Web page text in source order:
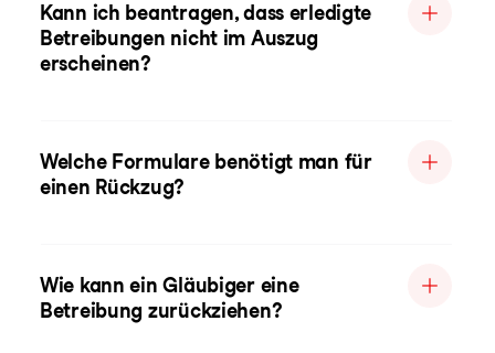
Kann ich beantragen, dass erledigte
Betreibungen nicht im Auszug
erscheinen?
Welche Formulare benötigt man für
einen Rückzug?
Wie kann ein Gläubiger eine
Betreibung zurückziehen?